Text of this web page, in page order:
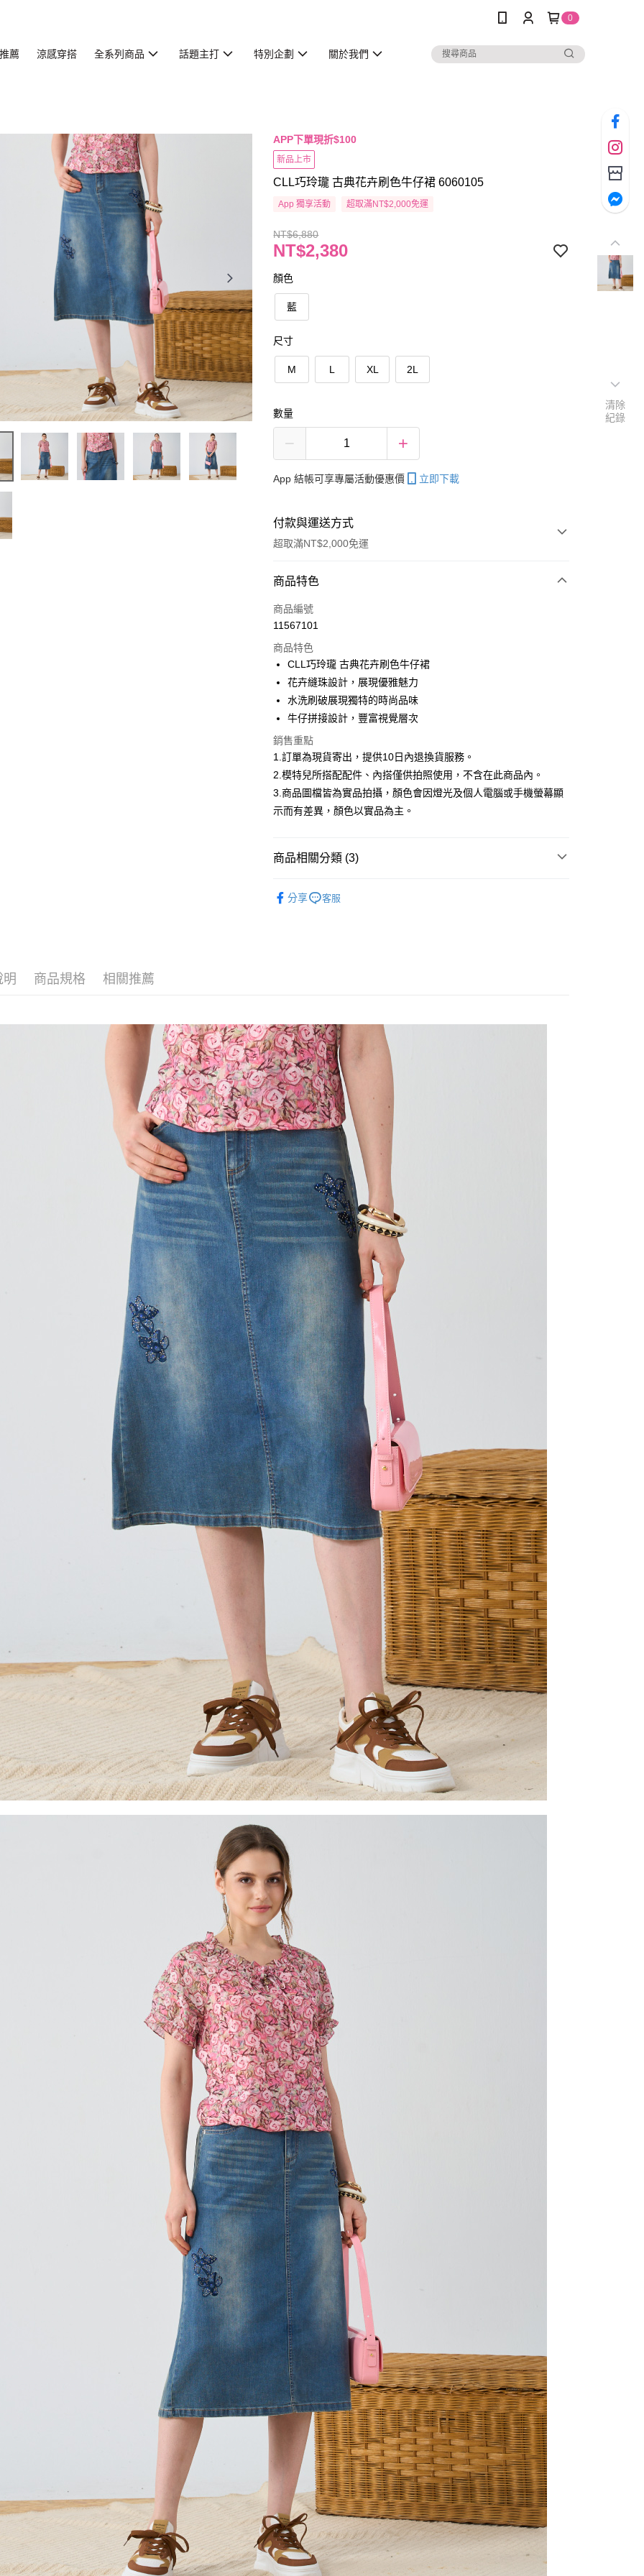
0
薦 涼感穿搭 全系列商品 話題主打 特別企劃 關於我們
APP下單現折$100
新品上市
CLL巧玲瓏 古典花卉刷色牛仔裙 6060105
App 獨享活動 超取滿NT$2,000免運
NT$6,880
NT$2,380
顏色
藍
尺寸
M L XL 2L
數量
App 結帳可享專屬活動優惠價 立即下載
付款與運送方式
超取滿NT$2,000免運
付款方式
信用卡一次付款
3 期 0 利率 每期 NT$793
合作金庫商業銀行
華南商業銀行
國泰世華商業銀行
臺灣中小企業銀行
匯豐（台灣）商業銀行
華泰商業銀行
聯邦商業銀行
遠東國際商業銀行
玉山商業銀行
星展（台灣）商業銀行
台新國際商業銀行
超商取貨付款
Apple Pay
街口支付
悠遊付
Google Pay
【大哥付你分期使用說明】
1.分期款項不併入電信帳單，「大哥付你分期」於每月結算日後寄送繳費提
醒簡訊。
2.透過簡訊連結打開帳單後，可選擇「超商條碼／台灣大直營門市／銀行轉
帳／街口支付／iPASS MONEY」等通路繳費。
【注意事項】
1.本服務係由「台灣大哥大股份有限公司」（以下簡稱本公司）所提供，讓
用戶於交易時，得透過本服務購買商品或服務，並由商店將買賣／分期付
款買賣價金債權讓與本公司後，依約使用本公司帳單繳交帳款。
2.基於同意付款使用「大哥付你分期」之契約關係目的，商店將以您的個人
資料（包含姓名、電話或地址）提供予台灣大哥大進項蒐集、處理及利
用，由本公司與您本人進行分期帳單所需資料之確認、核對及更正。
3.完整用戶服務條款，請詳閱以下連結：
【「AFTEE先享後付」結帳流程】
１．於結帳方式選擇「AFTEE先享後付」後，將跳轉至「AFTEE先享後
付」結帳頁面，進行簡訊認證並確認金額後，即可完成結帳。
２．訂單成立數日內，您將收到繳費通知簡訊。
３．收到繳費通知簡訊後14天內，點擊此簡訊中的連結，可透過四大超商
／ATM／網路銀行／等多元方式進行付款，方視為交易完成。
※ 請注意：結帳手續完成當下不需立刻繳費，但若您需要取消訂單，請聯
絡購買商品的店家。未經商家同意取消之訂單仍視為有效，需透過AFTEE
先享後付繳納相關費用。
※ 交易是否成功請以「AFTEE先享後付 」之結帳頁面顯示為準，若有關於
是否繳費成功／繳費後需取消欲退款等相關疑問，請聯繫「AFTEE先享後
付客戶支援中心」 https://netprotections.freshdesk.com/support/home
【注意事項】
１．透過由恩沛科技股份有限公司提供之「AFTEE先享後付」服務完成之
交易，需依本服務之必要範圍內提供個人資料，並將交易相關給付款項請
求債權轉讓予恩沛科技股份有限公司。
２．關於個人資料處理事宜，請瀏覽以下網址：
https://aftee.tw/terms/#terms3
３．未成年的使用者請事先徵得法定代理人或監護人之同意方可使用
「AFTEE先享後付」，若未經同意申辦者引起之損失，本公司不負相關責
任。
４．使用「AFTEE先享後付」時，將依據個別帳號之用戶狀況，依本公司
即時審查核予不同之上限額度；若仍有額度不足之情形，本公司將視審查
結果請求用戶進行身份認證。
５．嚴禁一人註冊多個帳號或使用他人資訊註冊。若發現惡意使用之情
形，恩沛科技股份有限公司將有權停止該用戶之使用額度並採取法律行
動。
全家取貨付款
每筆NT$120，滿NT$2,000(含以上)免運費
7-11取貨付款
每筆NT$120，滿NT$2,000(含以上)免運費
宅配
每筆NT$120，滿NT$2,000(含以上)免運費
商品特色
商品編號
11567101
商品特色
CLL巧玲瓏 古典花卉刷色牛仔裙
花卉縫珠設計，展現優雅魅力
水洗刷破展現獨特的時尚品味
牛仔拼接設計，豐富視覺層次
銷售重點
1.訂單為現貨寄出，提供10日內退換貨服務。
2.模特兒所搭配配件、內搭僅供拍照使用，不含在此商品內。
3.商品圖檔皆為實品拍攝，顏色會因燈光及個人電腦或手機螢幕顯
示而有差異，顏色以實品為主。
商品相關分類 (3)
分享 客服
明 商品規格 相關推薦
清除
紀錄